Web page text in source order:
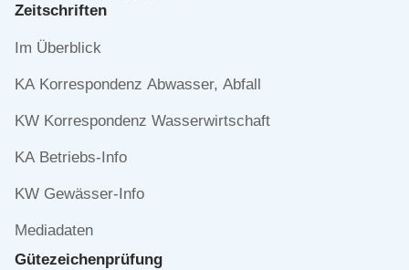
Zeitschriften
Navigation
Im Überblick
KA Korrespondenz Abwasser, Abfall
KW Korrespondenz Wasserwirtschaft
KA Betriebs-Info
KW Gewässer-Info
Mediadaten
Gütezeichen­prüfung